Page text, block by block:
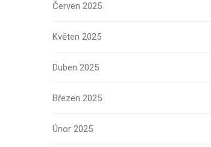
Červen 2025
Květen 2025
Duben 2025
Březen 2025
Únor 2025